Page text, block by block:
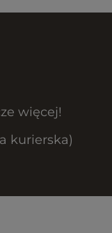
więcej!
kurierska)